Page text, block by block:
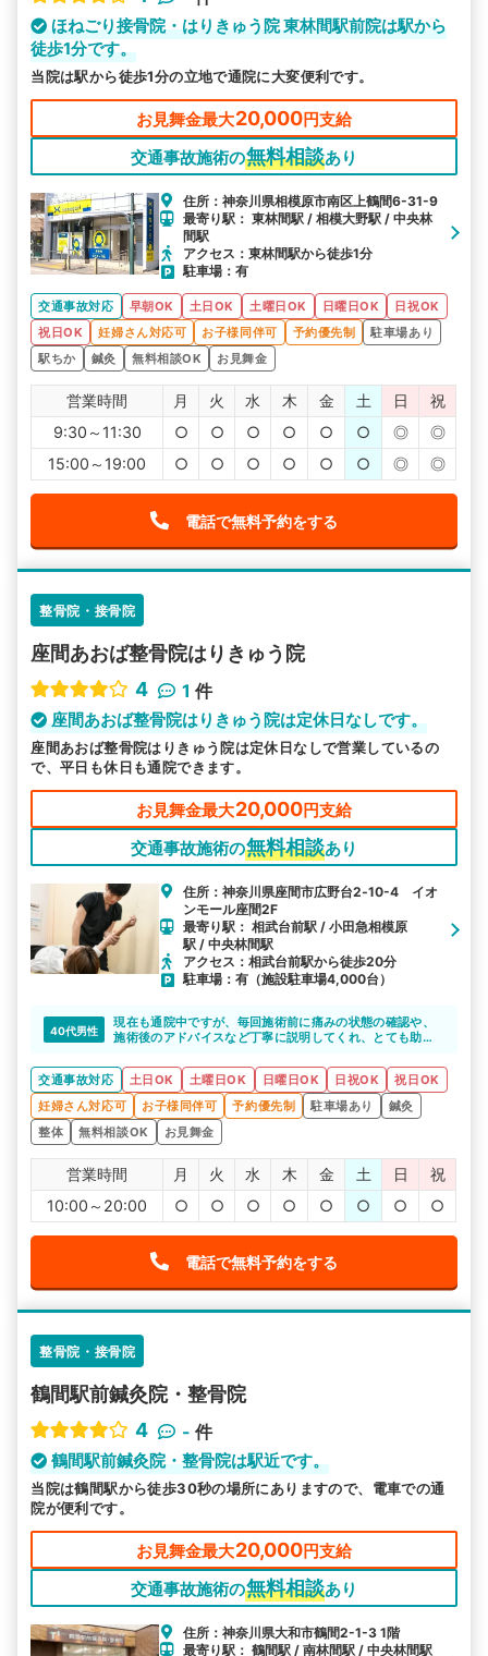
ほねごり接骨院・はりきゅう院 東林間駅前院は駅から
徒歩1分です。
当院は駅から徒歩1分の立地で通院に大変便利です。
お見舞金最大20,000円支給
交通事故施術の無料相談あり
住所：神奈川県相模原市南区上鶴間6-31-9
最寄り駅： 東林間駅 / 相模大野駅 / 中央林
間駅
アクセス：東林間駅から徒歩1分
駐車場：有
交通事故対応 早朝OK 土日OK 土曜日OK 日曜日OK
日祝OK
祝日OK
妊婦さん対応可 お子様同伴可 予約優先制
駐車場あり
駅ちか
鍼灸 無料相談OK お見舞金
営業時間 月 火 水 木 金 土 日
祝
9:30～11:30
○ ○ ○ ○ ○ ○ ◎
◎
15:00～19:00
○ ○ ○ ○ ○ ○ ◎ ◎
電話で無料予約をする
整骨院・接骨院
座間あおば整骨院はりきゅう院
4
1 件
座間あおば整骨院はりきゅう院は定休日なしです。
座間あおば整骨院はりきゅう院は定休日なしで営業しているの
で、平日も休日も通院できます。
お見舞金最大20,000円支給
交通事故施術の無料相談あり
住所：神奈川県座間市広野台2‐10-4 イオ
ンモール座間2F
最寄り駅： 相武台前駅 / 小田急相模原
駅 / 中央林間駅
アクセス：相武台前駅から徒歩20分
駐車場：有（施設駐車場4,000台）
40代男性
現在も通院中ですが、毎回施術前に痛みの状態の確認や、
施術後のアドバイスなど丁寧に説明してくれ、とても助か
交通事故対応
土日OK 土曜日OK 日曜日OK 日祝OK
祝日OK
妊婦さん対応可
お子様同伴可 予約優先制 駐車場あり
鍼灸
整体
無料相談OK お見舞金
営業時間 月 火 水 木 金 土 日
祝
10:00～20:00
○ ○ ○ ○ ○ ○ ○ ○
電話で無料予約をする
整骨院・接骨院
鶴間駅前鍼灸院・整骨院
4
- 件
鶴間駅前鍼灸院・整骨院は駅近です。
当院は鶴間駅から徒歩30秒の場所にありますので、電車での通
院が便利です。
お見舞金最大20,000円支給
交通事故施術の無料相談あり
住所：神奈川県大和市鶴間2-1-3 1階
最寄り駅： 鶴間駅 / 南林間駅 / 中央林間駅